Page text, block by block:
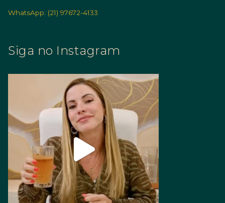
WhatsApp: (21) 97672-4133
Siga no Instagram